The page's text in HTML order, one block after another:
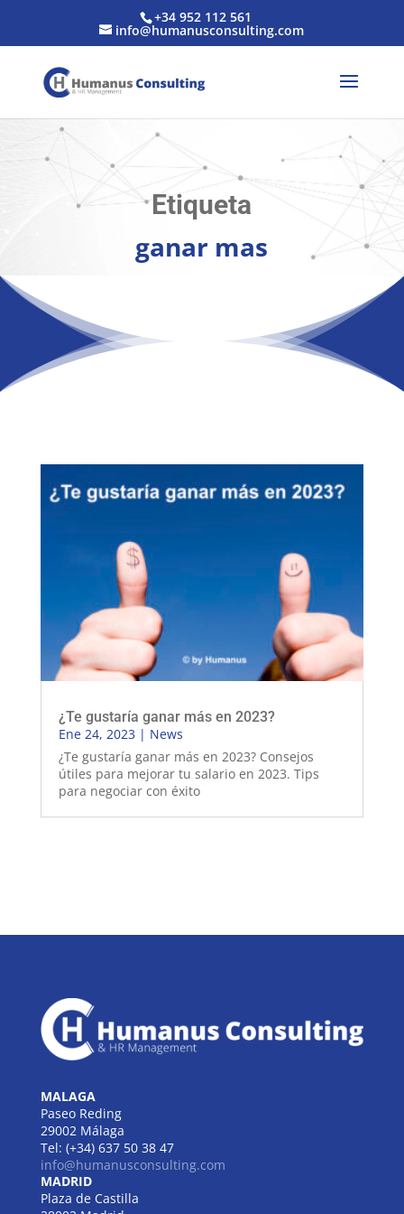
+34 952 112 561
info@humanusconsulting.com
Etiqueta
ganar mas
¿Te gustaría ganar más en 2023?
Ene 24, 2023 | News
¿Te gustaría ganar más en 2023? Consejos
útiles para mejorar tu salario en 2023. Tips
para negociar con éxito
MALAGA
Paseo Reding
29002 Málaga
Tel: (+34) 637 50 38 47
info@humanusconsulting.com
MADRID
Plaza de Castilla